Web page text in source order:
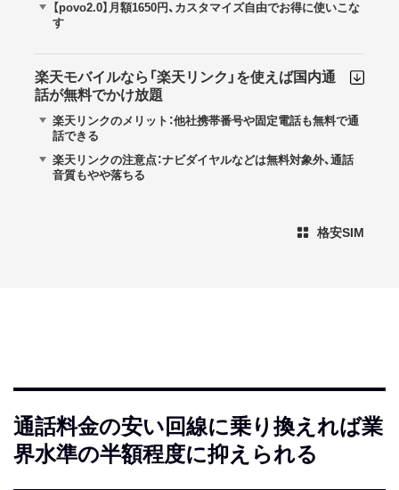
【povo2.0】月額1650円、カスタマイズ自由でお得に使いこな
す
楽天モバイルなら「楽天リンク」を使えば国内通
話が無料でかけ放題
楽天リンクのメリット：他社携帯番号や固定電話も無料で通
話できる
楽天リンクの注意点：ナビダイヤルなどは無料対象外、通話
音質もやや落ちる
格安SIM
通話料金の安い回線に乗り換えれば業
界水準の半額程度に抑えられる